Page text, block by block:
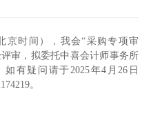
京时间），我会“采购专项审
审，拟委托中喜会计师事务所
有疑问请于2025年4月26日
。